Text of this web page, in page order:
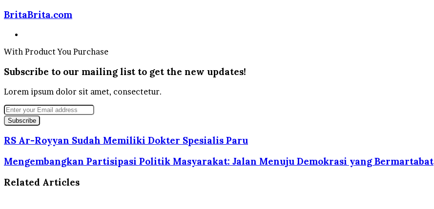
BritaBrita.com
With Product You Purchase
Subscribe to our mailing list to get the new updates!
Lorem ipsum dolor sit amet, consectetur.
Enter
your
Email
address
RS Ar-Royyan Sudah Memiliki Dokter Spesialis Paru
Mengembangkan Partisipasi Politik Masyarakat: Jalan Menuju Demokrasi yang Bermartabat
Related Articles